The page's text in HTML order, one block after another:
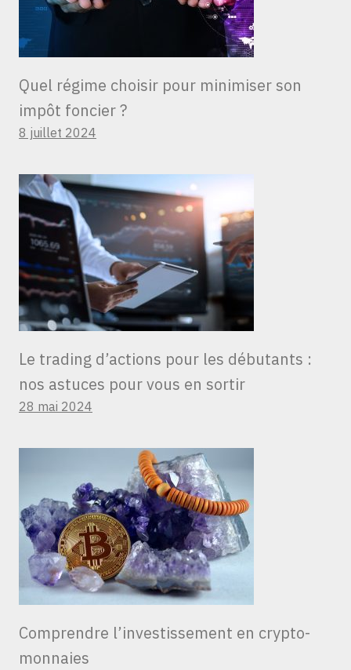
Quel régime choisir pour minimiser son
impôt foncier ?
8 juillet 2024
Le trading d’actions pour les débutants :
nos astuces pour vous en sortir
28 mai 2024
Comprendre l’investissement en crypto-
monnaies